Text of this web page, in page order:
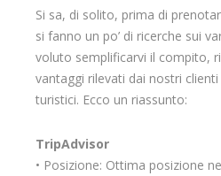
Si sa, di solito, prima di
si fanno un po’ di ricerche sui
voluto semplificarvi il compito,
vantaggi rilevati dai nostri
turistici. Ecco un riassunto:
TripAdvisor
• Posizione: Ottima posizione